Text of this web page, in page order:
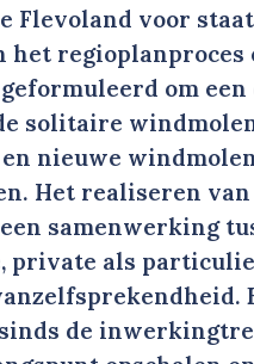
Flevoland voor
het regioplanproces
om een
solitaire
nieuwe
Het realiseren van
samenwerking
private als
de